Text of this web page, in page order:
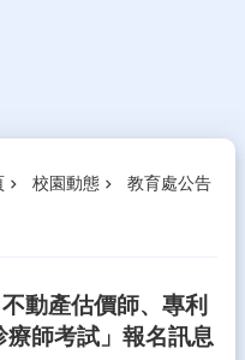
校園動態 教育處公告
動產估價師、專利
師考試」報名訊息